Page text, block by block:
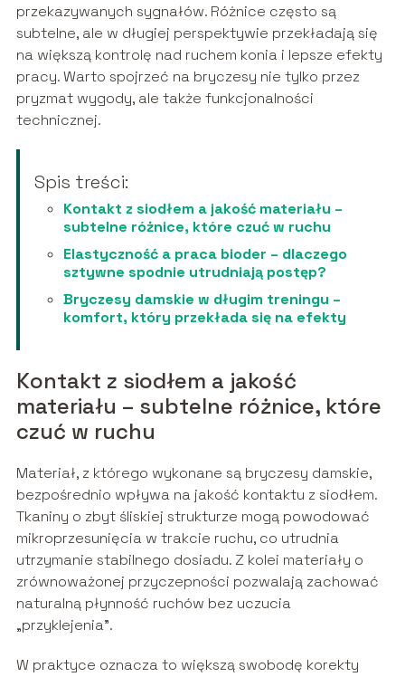
przekazywanych sygnałów. Różnice często są
subtelne, ale w długiej perspektywie przekładają się
na większą kontrolę nad ruchem konia i lepsze efekty
pracy. Warto spojrzeć na bryczesy nie tylko przez
pryzmat wygody, ale także funkcjonalności
technicznej.
Spis treści:
Kontakt z siodłem a jakość materiału –
subtelne różnice, które czuć w ruchu
Elastyczność a praca bioder – dlaczego
sztywne spodnie utrudniają postęp?
Bryczesy damskie w długim treningu –
komfort, który przekłada się na efekty
Kontakt z siodłem a jakość
materiału – subtelne różnice, które
czuć w ruchu
Materiał, z którego wykonane są bryczesy damskie,
bezpośrednio wpływa na jakość kontaktu z siodłem.
Tkaniny o zbyt śliskiej strukturze mogą powodować
mikroprzesunięcia w trakcie ruchu, co utrudnia
utrzymanie stabilnego dosiadu. Z kolei materiały o
zrównoważonej przyczepności pozwalają zachować
naturalną płynność ruchów bez uczucia
„przyklejenia”.
W praktyce oznacza to większą swobodę korekty